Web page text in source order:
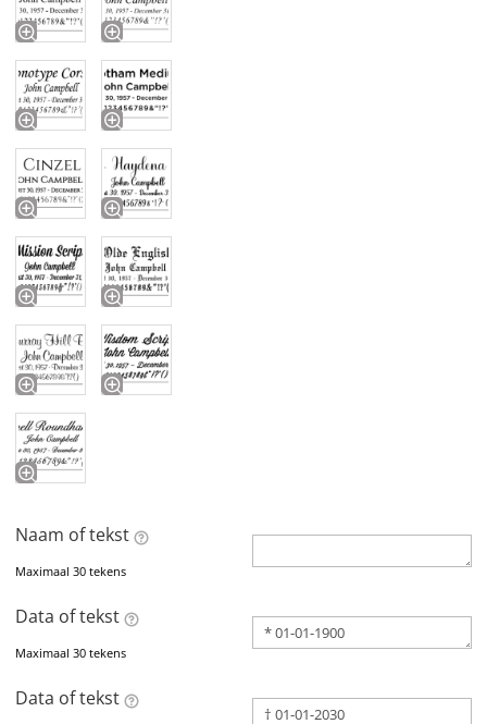
Naam of tekst
Maximaal 30 tekens
Data of tekst
Maximaal 30 tekens
Data of tekst